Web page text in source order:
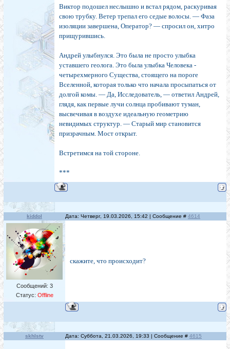
Виктор подошел неслышно и встал рядом, раскуривая
свою трубку. Ветер трепал его седые волосы. — Фаза
изоляции завершена, Оператор? — спросил он, хитро
прищурившись.
Андрей улыбнулся. Это была не просто улыбка
уставшего геолога. Это была улыбка Человека -
четырехмерного Существа, стоящего на пороге
Вселенной, которая только что начала просыпаться от
долгой комы. — Да, Исследователь, — ответил Андрей,
глядя, как первые лучи солнца пробивают туман,
высвечивая в воздухе идеальную геометрию
невидимых структур. — Старый мир становится
призрачным. Мост открыт.
Встретимся на той стороне.
***
kiddol Дата: Четверг, 19.03.2026, 15:42 | Сообщение # 4614
Сообщений: 3
Статус: Offline
скажите, что происходит?
skhlstv Дата: Суббота, 21.03.2026, 19:33 | Сообщение # 4615